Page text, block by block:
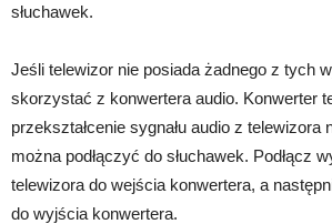
słuchawek.
Jeśli telewizor nie posiada żadnego z tych
skorzystać z konwertera audio. Konwerter
przekształcenie sygnału audio z telewizora
można podłączyć do słuchawek. Podłącz
telewizora do wejścia konwertera, a
do wyjścia konwertera.